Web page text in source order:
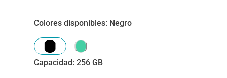
Colores disponibles: Negro
Capacidad: 256 GB